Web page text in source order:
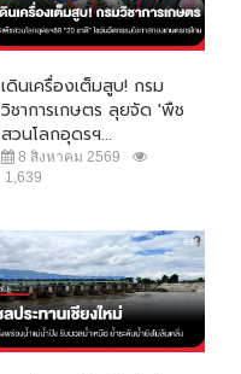
เดินเครื่องเต็มสูบ! กรม
วิชาการเกษตร ลุยจัด 'พืช
สวนโลกอุดรฯ...
8 สิงหาคม 2569
1,639